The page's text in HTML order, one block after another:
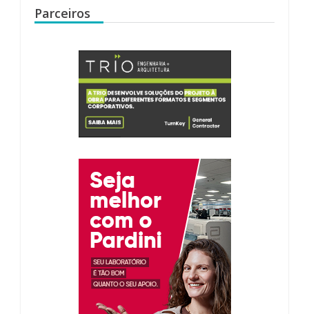
Parceiros